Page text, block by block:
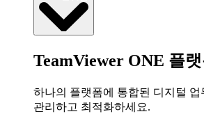
TeamViewer ONE 플
하나의 플랫폼에 통합된 디지털
관리하고 최적화하세요.